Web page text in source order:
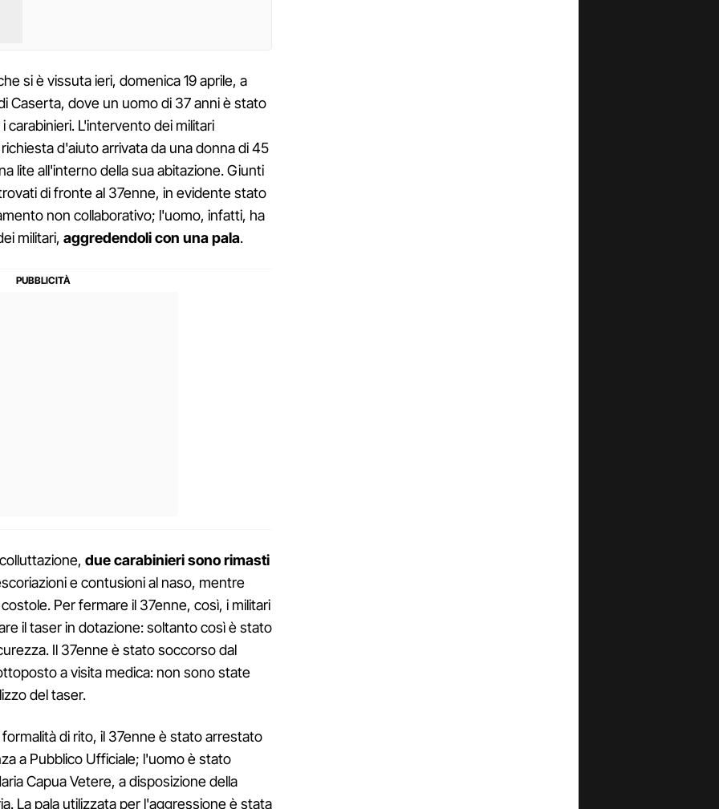
si è vissuta ieri, domenica 19 aprile, a
Caserta, dove un uomo di 37 anni è stato
L'intervento dei militari
d'aiuto arrivata da una donna di 45
lite all'interno della sua abitazione. Giunti
di fronte al 37enne, in evidente stato
non collaborativo; l'uomo, infatti, ha
militari, aggredendoli con una pala.
due carabinieri sono rimasti
e contusioni al naso, mentre
Per fermare il 37enne, così, i militari
il taser in dotazione: soltanto così è stato
Il 37enne è stato soccorso dal
a visita medica: non sono state
del taser.
di rito, il 37enne è stato arrestato
a Pubblico Ufficiale; l'uomo è stato
Capua Vetere, a disposizione della
La pala utilizzata per l'aggressione è stata